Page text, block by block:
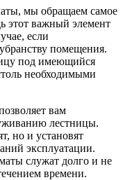
мы обращаем самое
этот важный элемент
если
помещения.
под имеющийся
необходимыми
вам
лестницы.
но и установят
эксплуатации.
служат долго и не
времени.